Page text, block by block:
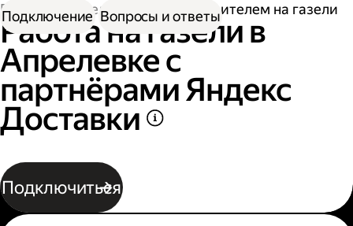
Работа водителем Работа водителем на газели
Работа на газели в
Апрелевке с
партнёрами Яндекс
Доставки
Подключиться
Подключение Вопросы и ответы